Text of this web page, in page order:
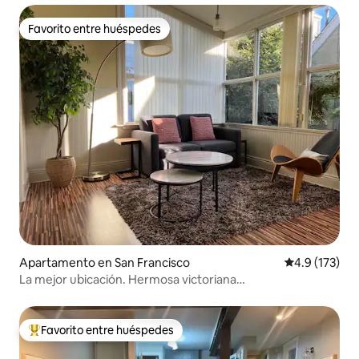
Favorito entre huéspedes
Favorito entre huéspedes
Apartamento en San Francisco Calificación
4.9 (173)
La mejor ubicación. Hermosa victoriana
Favorito entre huéspedes preferido
Favorito entre huéspedes